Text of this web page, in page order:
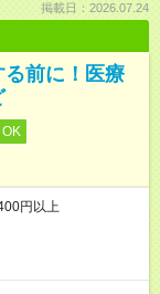
掲載日：2026.07.24
前に！医療
円以上